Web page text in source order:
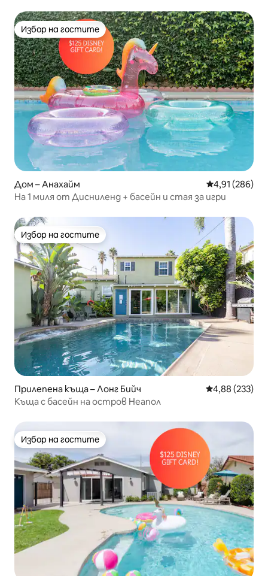
Избор на гостите
Избор на гостите
Дом – Анахайм Средна
4,91 (286)
На 1 миля от Дисниленд + басейн и стая за игри
Избор на гостите
Избор на гостите
Прилепена къща – Лонг Бийч Средна
4,88 (233)
Къща с басейн на остров Неапол
Избор на гостите
Избор на гостите